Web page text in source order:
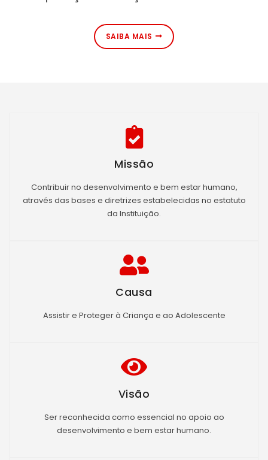
SAIBA MAIS
Missão
Contribuir no desenvolvimento e bem estar humano,
através das bases e diretrizes estabelecidas no estatuto
da Instituição.
Causa
Assistir e Proteger à Criança e ao Adolescente
Visão
Ser reconhecida como essencial no apoio ao
desenvolvimento e bem estar humano.